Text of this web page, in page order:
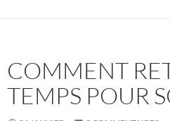
COMMENT
TEMPS POUR